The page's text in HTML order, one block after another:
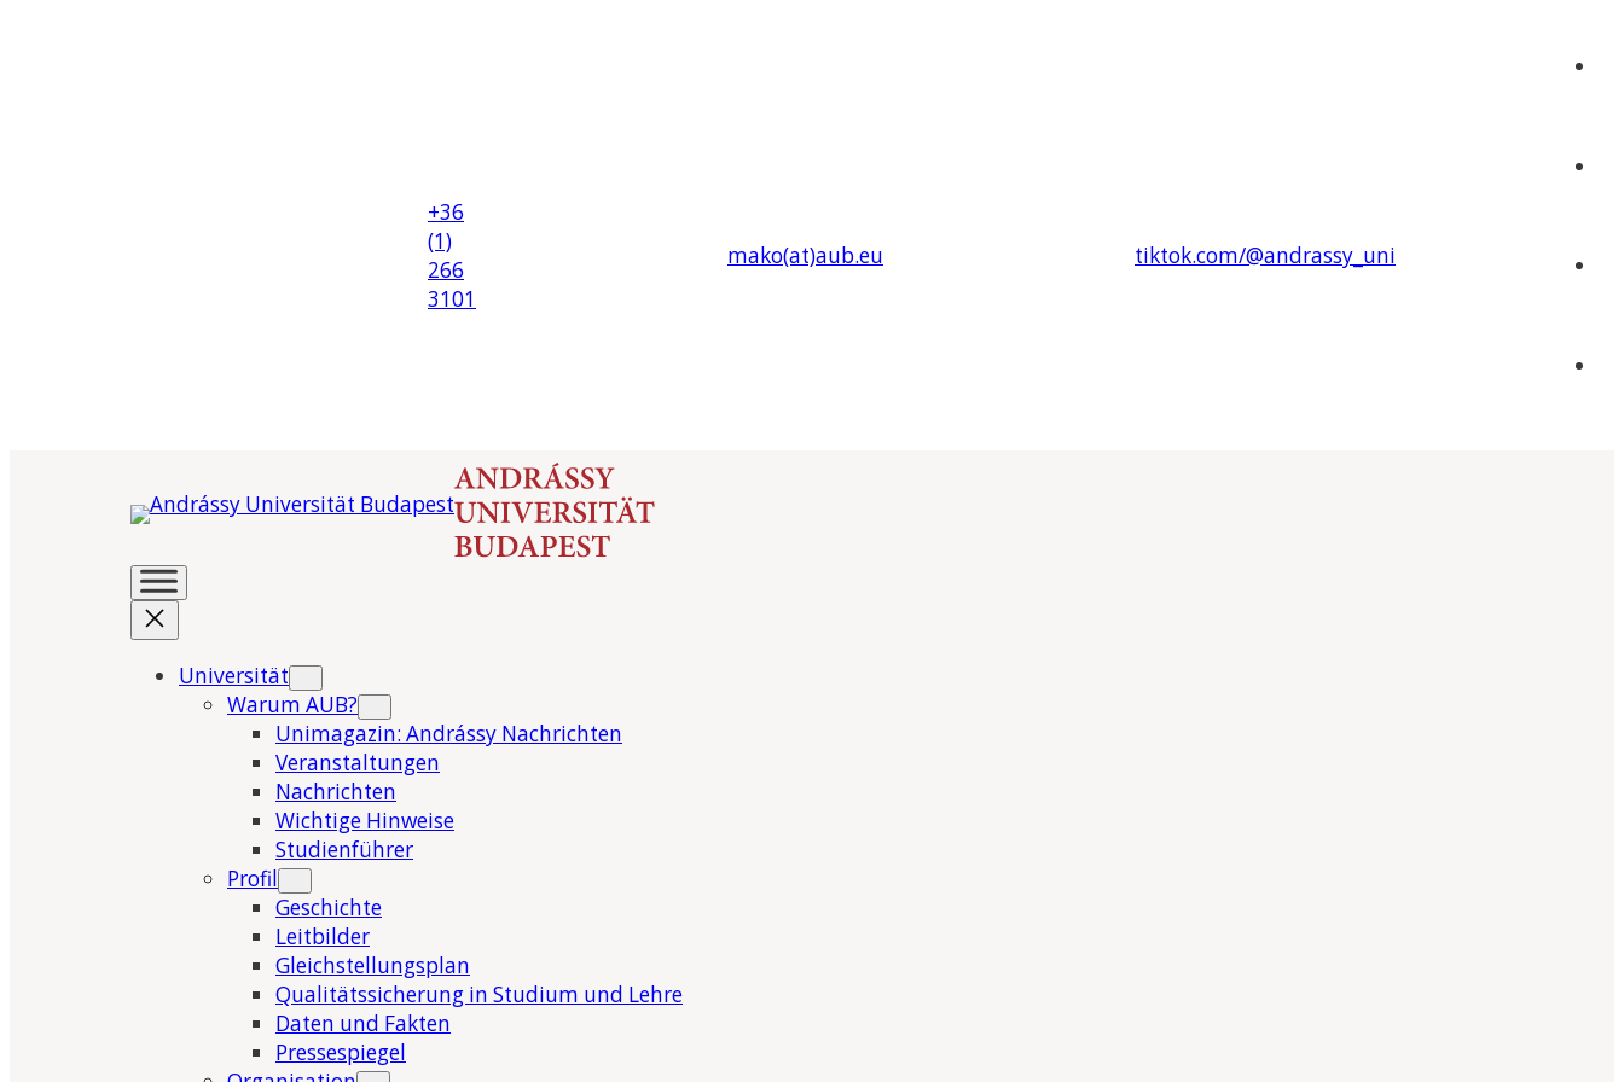
+36
(1)
266
3101
mako(at)aub.eu tiktok.com/@andrassy_uni
Universität
Warum AUB?
Unimagazin: Andrássy Nachrichten
Veranstaltungen
Nachrichten
Wichtige Hinweise
Studienführer
Profil
Geschichte
Leitbilder
Gleichstellungsplan
Qualitätssicherung in Studium und Lehre
Daten und Fakten
Pressespiegel